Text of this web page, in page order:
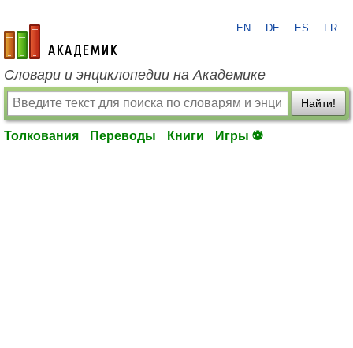
academic.ru
EN DE ES FR
Словари и энциклопедии на Академике
Найти!
Толкования Переводы Книги Игры ⚽